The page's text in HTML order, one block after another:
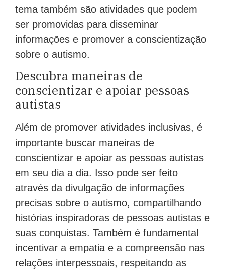
tema também são atividades que podem
ser promovidas para disseminar
informações e promover a conscientização
sobre o autismo.
Descubra maneiras de
conscientizar e apoiar pessoas
autistas
Além de promover atividades inclusivas, é
importante buscar maneiras de
conscientizar e apoiar as pessoas autistas
em seu dia a dia. Isso pode ser feito
através da divulgação de informações
precisas sobre o autismo, compartilhando
histórias inspiradoras de pessoas autistas e
suas conquistas. Também é fundamental
incentivar a empatia e a compreensão nas
relações interpessoais, respeitando as